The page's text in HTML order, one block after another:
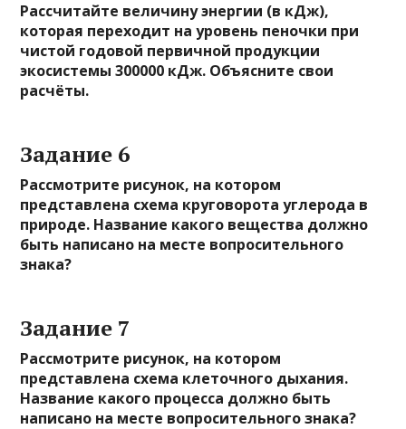
Рассчитайте величину энергии (в кДж),
которая переходит на уровень пеночки при
чистой годовой первичной продукции
экосистемы 300000 кДж. Объясните свои
расчёты.
Задание 6
Рассмотрите рисунок, на котором
представлена схема круговорота углерода в
природе. Название какого вещества должно
быть написано на месте вопросительного
знака?
Задание 7
Рассмотрите рисунок, на котором
представлена схема клеточного дыхания.
Название какого процесса должно быть
написано на месте вопросительного знака?